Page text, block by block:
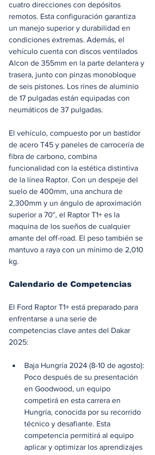
cuatro direcciones con depósitos
remotos. Esta configuración garantiza
un manejo superior y durabilidad en
condiciones extremas. Además, el
vehículo cuenta con discos ventilados
Alcon de 355mm en la parte delantera y
trasera, junto con pinzas monobloque
de seis pistones. Los rines de aluminio
de 17 pulgadas están equipadas con
neumáticos de 37 pulgadas.
El vehículo, compuesto por un bastidor
de acero T45 y paneles de carrocería de
fibra de carbono, combina
funcionalidad con la estética distintiva
de la línea Raptor. Con un despeje del
suelo de 400mm, una anchura de
2,300mm y un ángulo de aproximación
superior a 70°, el Raptor T1+ es la
maquina de los sueños de cualquier
amante del off-road. El peso también se
mantuvo a raya con un mínimo de 2,010
kg.
Calendario de Competencias
El Ford Raptor T1+ está preparado para
enfrentarse a una serie de
competencias clave antes del Dakar
2025:
Baja Hungría 2024 (8-10 de agosto):
Poco después de su presentación
en Goodwood, un equipo
competirá en esta carrera en
Hungría, conocida por su recorrido
técnico y desafiante. Esta
competencia permitirá al equipo
aplicar y optimizar los aprendizajes